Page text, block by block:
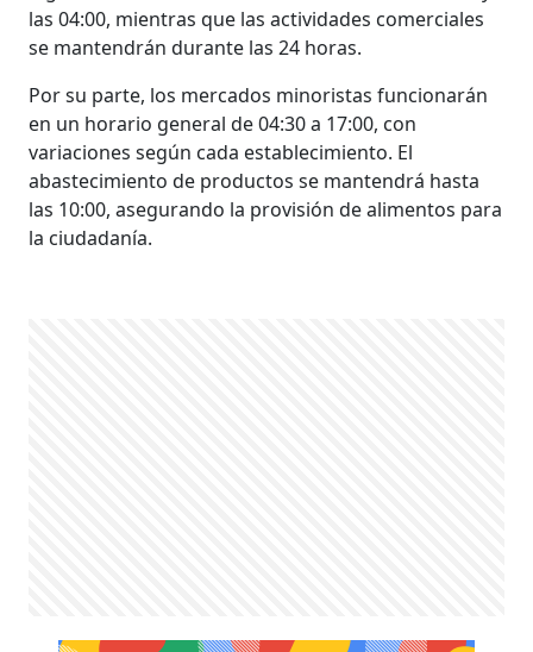
las 04:00, mientras que las actividades comerciales
se mantendrán durante las 24 horas.
Por su parte, los mercados minoristas funcionarán
en un horario general de 04:30 a 17:00, con
variaciones según cada establecimiento. El
abastecimiento de productos se mantendrá hasta
las 10:00, asegurando la provisión de alimentos para
la ciudadanía.